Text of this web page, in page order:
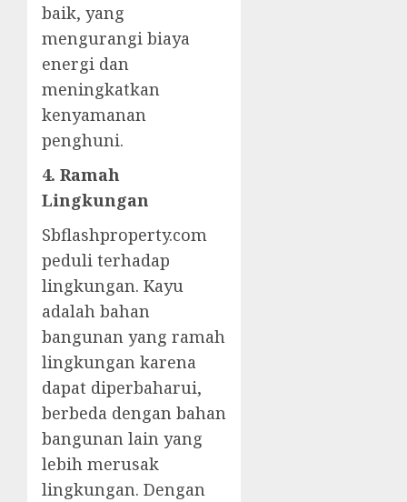
baik, yang
mengurangi biaya
energi dan
meningkatkan
kenyamanan
penghuni.
4. Ramah
Lingkungan
Sbflashproperty.com
peduli terhadap
lingkungan. Kayu
adalah bahan
bangunan yang ramah
lingkungan karena
dapat diperbaharui,
berbeda dengan bahan
bangunan lain yang
lebih merusak
lingkungan. Dengan